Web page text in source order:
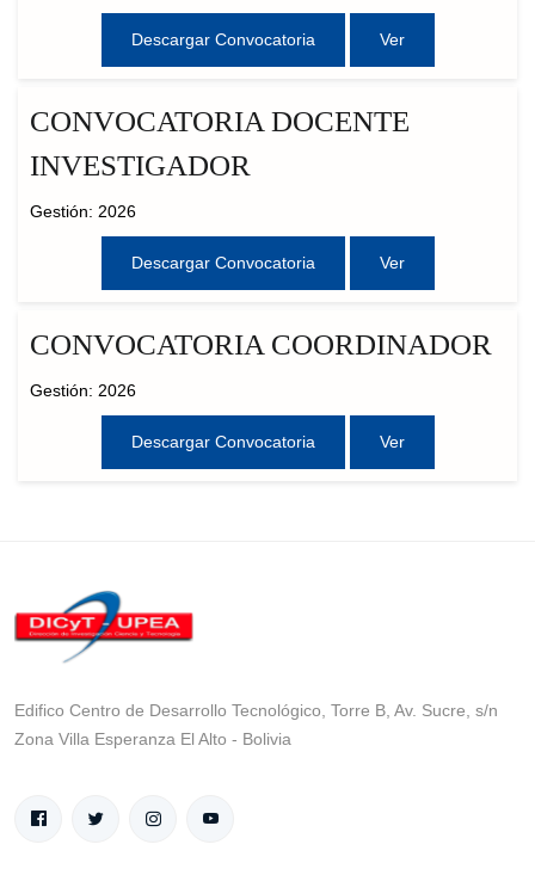
Descargar Convocatoria Ver
CONVOCATORIA DOCENTE
INVESTIGADOR
Gestión: 2026
Descargar Convocatoria Ver
CONVOCATORIA COORDINADOR
Gestión: 2026
Descargar Convocatoria Ver
Edifico Centro de Desarrollo Tecnológico, Torre B, Av. Sucre, s/n
Zona Villa Esperanza El Alto - Bolivia